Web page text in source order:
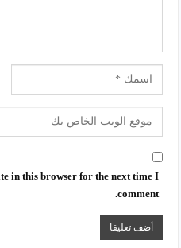
in this browser for the next time I
comment.